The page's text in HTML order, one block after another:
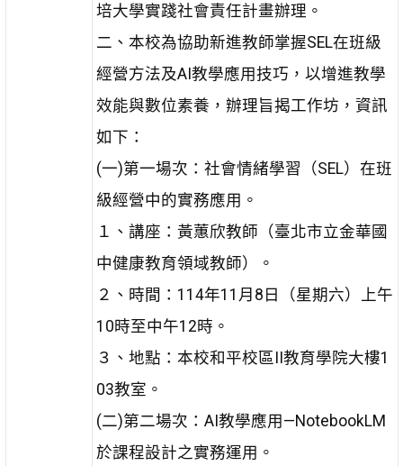
培大學實踐社會責任計畫辦理。
二、本校為協助新進教師掌握SEL在班級
經營方法及AI教學應用技巧，以增進教學
效能與數位素養，辦理旨揭工作坊，資訊
如下：
(一)第一場次：社會情緒學習（SEL）在班
級經營中的實務應用。
１、講座：黃蕙欣教師（臺北市立金華國
中健康教育領域教師）。
２、時間：114年11月8日（星期六）上午
10時至中午12時。
３、地點：本校和平校區II教育學院大樓1
03教室。
(二)第二場次：AI教學應用—NotebookLM
於課程設計之實務運用。